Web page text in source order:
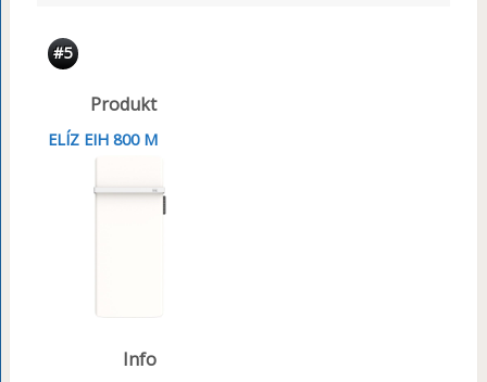
#5
Produkt
ELÍZ EIH 800 M
Info